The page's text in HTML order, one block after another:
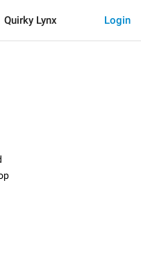
Login
Quirky Lynx